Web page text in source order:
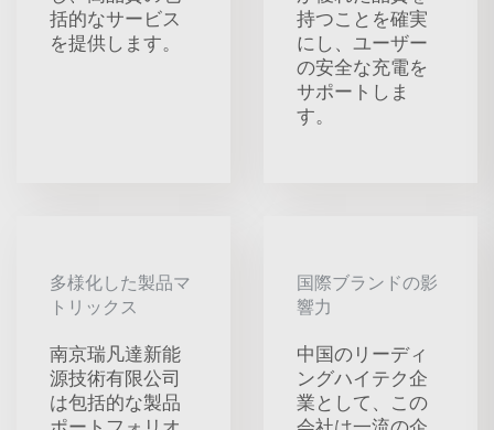
括的なサービス
を提供します。
持つことを確実
にし、ユーザー
の安全な充電を
サポートしま
す。
多様化した製品マ
トリックス
南京瑞凡達新能
源技術有限公司
は包括的な製品
国際ブランドの影
響力
中国のリーディ
ングハイテク企
業として、この